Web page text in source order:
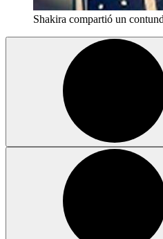
Shakira compartió un